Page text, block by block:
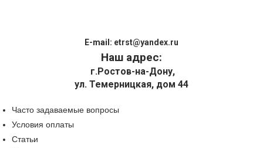
E-mail: etrst@yandex.ru
Наш адрес:
г.Ростов-на-Дону,
ул. Темерницкая, дом 44
Часто задаваемые вопросы
Условия оплаты
Статьи